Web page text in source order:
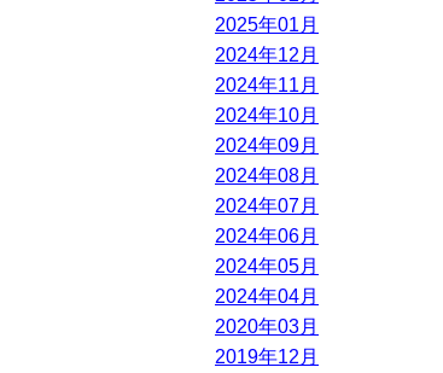
2025年01月
2024年12月
2024年11月
2024年10月
2024年09月
2024年08月
2024年07月
2024年06月
2024年05月
2024年04月
2020年03月
2019年12月